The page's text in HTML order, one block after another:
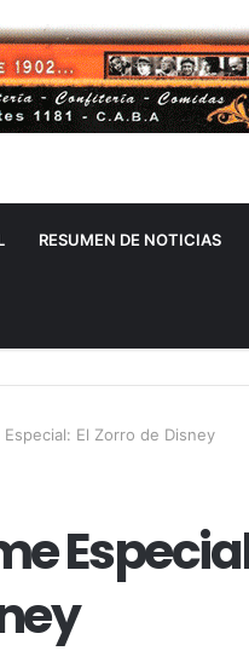
RESUMEN DE NOTICIAS
El Zorro de Disney